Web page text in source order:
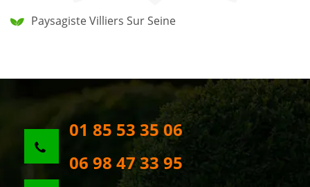
Paysagiste Villiers Sur Seine
01 85 53 35 06
06 98 47 33 95